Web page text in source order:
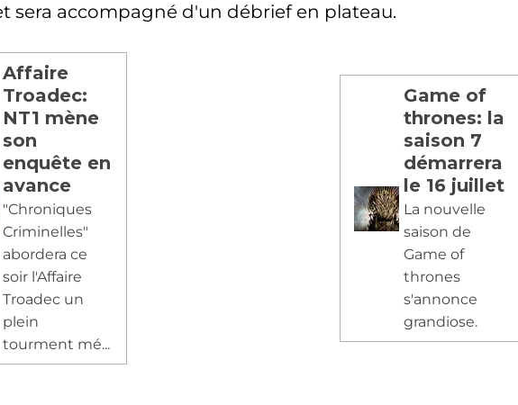
sera accompagné d'un débrief en plateau.
Affaire
Troadec:
NT1 mène
son
enquête en
avance
"Chroniques
Criminelles"
abordera ce
soir l'Affaire
Troadec un
plein
tourment mé...
Game of
thrones: la
saison 7
démarrera
le 16 juillet
La nouvelle
saison de
Game of
thrones
s'annonce
grandiose.